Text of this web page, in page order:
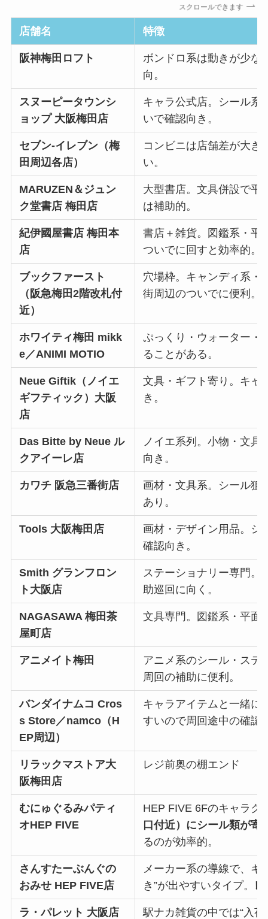
スクロールできます
店舗名 特徴
阪神梅田ロフト
ボンドロ系は動きが少な
向。
スヌーピータウンシ
ョップ 大阪梅田店
キャラ公式店。シール系
いで確認向き。
セブン-イレブン（梅
田周辺各店）
コンビニは店舗差が大き
い。
MARUZEN＆ジュン
ク堂書店 梅田店
大型書店。文具併設で平
は補助的。
紀伊國屋書店 梅田本
店
書店＋雑貨。図鑑系・平
ついでに回すと効率的。
ブックファースト
（阪急梅田2階改札付
近）
穴場枠。キャンディ系・
街周辺のついでに便利。
ホワイティ梅田 mikk
e／ANIMI MOTIO
ぷっくり・ウォーター・
ることがある。
Neue Giftik（ノイエ
ギフティック）大阪
店
文具・ギフト寄り。キャ
き。
Das Bitte by Neue ル
クアイーレ店
ノイエ系列。小物・文
向き。
カワチ 阪急三番街店
画材・文具系。シール狙
あり。
Tools 大阪梅田店
画材・デザイン用品。シ
確認向き。
Smith グランフロン
ト大阪店
ステーショナリー専門。
助巡回に向く。
NAGASAWA 梅田茶
屋町店
文具専門。図鑑系・平面
アニメイト梅田
アニメ系のシール・ステ
周回の補助に便利。
バンダイナムコ Cros
s Store／namco（H
EP周辺）
キャラアイテムと一緒に
すいので周回途中の確認
リラックマストア大
阪梅田店
レジ前奥の棚エンド
むにゅぐるみパティ
オHEP FIVE
HEP FIVE 6Fのキャラク
口付近）にシール類が寄
るのが効率的。
さんすたーぶんぐの
おみせ HEP FIVE店
メーカー系の導線で、キ
き”が出やすいタイプ。
ラ・パレット 大阪店
駅ナカ雑貨の中では“入